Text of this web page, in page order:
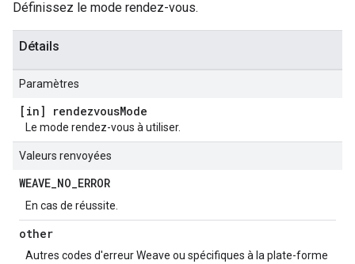
Définissez le mode rendez-vous.
Détails
Paramètres
[in] rendezvousMode
Le mode rendez-vous à utiliser.
Valeurs renvoyées
WEAVE_NO_ERROR
En cas de réussite.
other
Autres codes d'erreur Weave ou spécifiques à la plate-forme